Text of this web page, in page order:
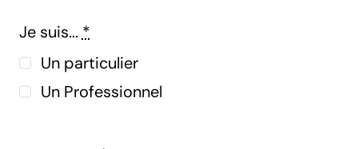
Je suis... *
Un particulier
Un Professionnel